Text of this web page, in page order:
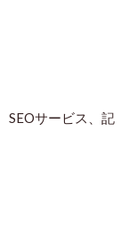
SEOサービス、記